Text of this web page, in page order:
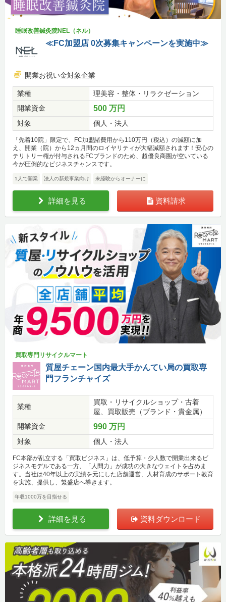
睡眠改善鍼灸院NEL（ネル）
≪FC加盟店 0次募集キャンペーンを実施中≫
開業お祝い金対象企業
業種
理美容・整体・リラクゼーション
開業資金
500 万円
対象 個人・法人
「先着10院」限定で、FC加盟諸費用から110万円（税込）の減額に加
え、開業（院）から12ヵ月間のロイヤリティが大幅減額されます！安心の
テリトリー権が付与されるFCブランドのため、超優良商圏が空いている
今が圧倒的なビジネスチャンスです。
1人で開業 法人の新規事業向け 未経験からオーナーに
詳細を見る 資料請求
買取専門リサイクルマート
質屋チェーン国内最大手かんてい局の買取専
門フランチャイズ
業種
買取・リサイクルショップ・古着
屋、買取販売（ブランド・貴金属）
開業資金
990 万円
対象 個人・法人
FC本部が乱立する「買取ビジネス」は、低予算・少人数で開業出来るビ
ジネスモデルである一方、「人間力」が成功の大きなウェイトを占めま
す。当社は40年以上の実績を元にした店舗運営、人材育成のサポート教育
を実施、提供し、繁盛店へ導きます。
年収1000万を目指せる
詳細を見る 資料ダウンロード